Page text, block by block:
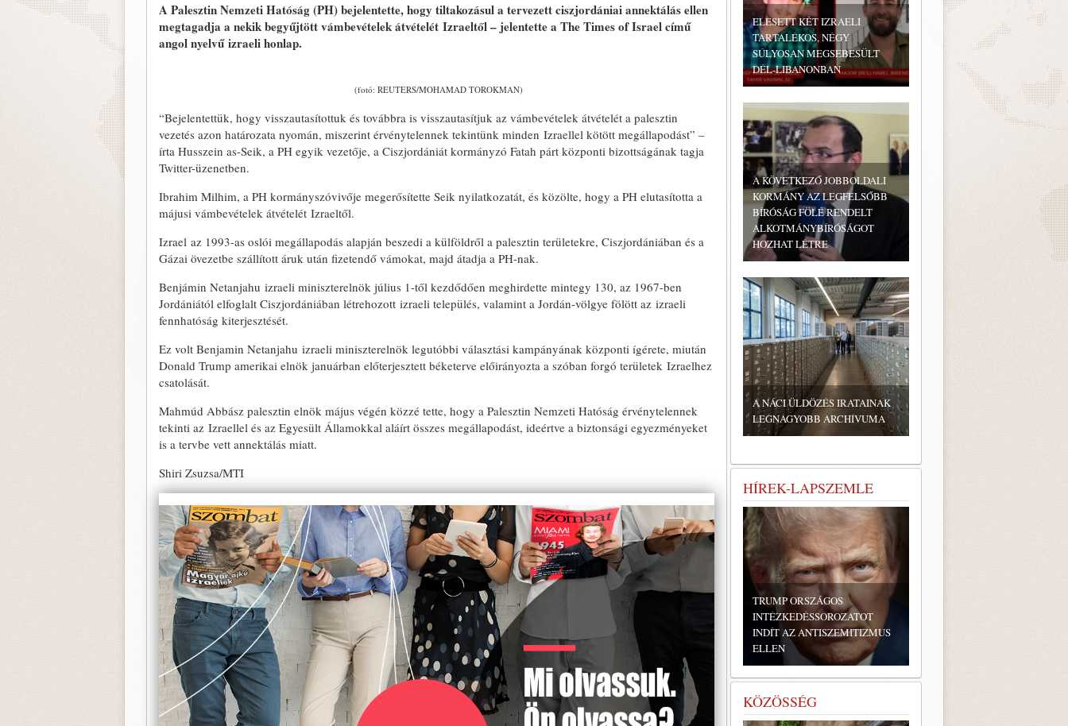
A Palesztin Nemzeti Hatóság (PH) bejelentette, hogy tiltakozásul a tervezett ciszjordániai annektálás ellen
megtagadja a nekik begyűjtött vámbevételek átvételét Izraeltől – jelentette a The Times of Israel című
angol nyelvű izraeli honlap.
(fotó: REUTERS/MOHAMAD TOROKMAN)
“Bejelentettük, hogy visszautasítottuk és továbbra is visszautasítjuk az vámbevételek átvételét a palesztin
vezetés azon határozata nyomán, miszerint érvénytelennek tekintünk minden Izraellel kötött megállapodást” –
írta Husszein as-Seik, a PH egyik vezetője, a Ciszjordániát kormányzó Fatah párt központi bizottságának tagja
Twitter-üzenetben.
Ibrahim Milhim, a PH kormányszóvivője megerősítette Seik nyilatkozatát, és közölte, hogy a PH elutasította a
májusi vámbevételek átvételét Izraeltől.
Izrael az 1993-as oslói megállapodás alapján beszedi a külföldről a palesztin területekre, Ciszjordániában és a
Gázai övezetbe szállított áruk után fizetendő vámokat, majd átadja a PH-nak.
Benjámin Netanjahu izraeli miniszterelnök július 1-től kezdődően meghirdette mintegy 130, az 1967-ben
Jordániától elfoglalt Ciszjordániában létrehozott izraeli település, valamint a Jordán-völgye fölött az izraeli
fennhatóság kiterjesztését.
Ez volt Benjamin Netanjahu izraeli miniszterelnök legutóbbi választási kampányának központi ígérete, miután
Donald Trump amerikai elnök januárban előterjesztett béketerve előirányozta a szóban forgó területek Izraelhez
csatolását.
Mahmúd Abbász palesztin elnök május végén közzé tette, hogy a Palesztin Nemzeti Hatóság érvénytelennek
tekinti az Izraellel és az Egyesült Államokkal aláírt összes megállapodást, ideértve a biztonsági egyezményeket
is a tervbe vett annektálás miatt.
Shiri Zsuzsa/MTI
ELESETT KÉT IZRAELI
TARTALÉKOS, NÉGY
SÚLYOSAN MEGSEBESÜLT
DÉL-LIBANONBAN
A KÖVETKEZŐ JOBBOLDALI
KORMÁNY AZ LEGFELSŐBB
BÍRÓSÁG FÖLÉ RENDELT
ALKOTMÁNYBÍRÓSÁGOT
HOZHAT LÉTRE
A NÁCI ÜLDÖZÉS IRATAINAK
LEGNAGYOBB ARCHÍVUMA
HÍREK-LAPSZEMLE
TRUMP ORSZÁGOS
INTÉZKEDÉSSOROZATOT
INDÍT AZ ANTISZEMITIZMUS
ELLEN
KÖZÖSSÉG